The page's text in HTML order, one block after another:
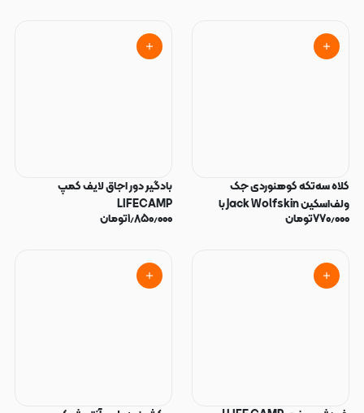
کلاه سه‌تکه کوهنوردی جک
ولف‌اسکین Jack Wolfskin با
محافظ گردن و صورت
۷۷۰٫۰۰۰تومان
بادگیر دور اجاق لایف کمپ
LIFECAMP
۱٫۸۵۰٫۰۰۰تومان